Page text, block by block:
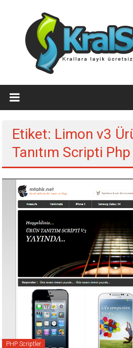
Ücretsiz
WordPress
Temaları,Ücretsiz
Script
profesyonel
scriptler,
ücretsiz
temalar,
temaları,
download
Etiket: Limon v3
Tanıtım Scripti Php
PHP Scriptler